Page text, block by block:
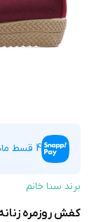
4 قسط ماهانه 0 تومانی با اسنپ پی! (بدون کارمزد)
برند سنا خانم
کفش روزمره زنانه